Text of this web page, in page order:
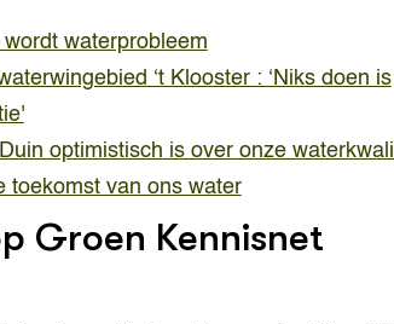
waterprobleem
‘t Klooster : ‘Niks doen is
optimistisch is over onze
toekomst van ons water
Groen Kennisnet